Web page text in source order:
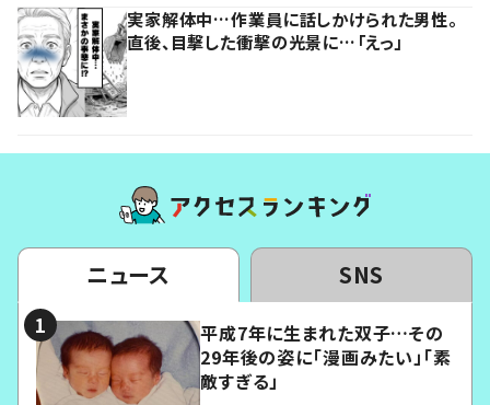
実家解体中…作業員に話しかけられた男性。
直後、目撃した衝撃の光景に…「えっ」
ニュース SNS
平成7年に生まれた双子…その
29年後の姿に「漫画みたい」「素
敵すぎる」